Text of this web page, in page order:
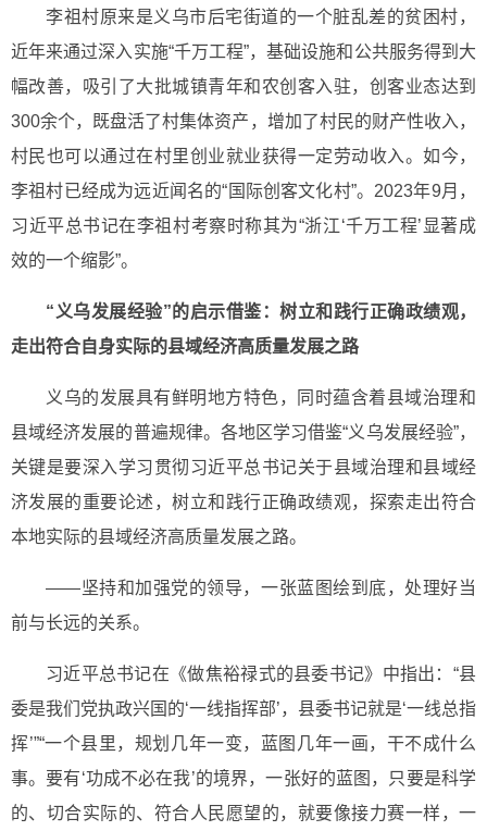
李祖村原来是义乌市后宅街道的一个脏乱差的贫困村，
近年来通过深入实施“千万工程”，基础设施和公共服务得到大
幅改善，吸引了大批城镇青年和农创客入驻，创客业态达到
300余个，既盘活了村集体资产，增加了村民的财产性收入，
村民也可以通过在村里创业就业获得一定劳动收入。如今，
李祖村已经成为远近闻名的“国际创客文化村”。2023年9月，
习近平总书记在李祖村考察时称其为“浙江‘千万工程’显著成
效的一个缩影”。
“义乌发展经验”的启示借鉴：树立和践行正确政绩观，
走出符合自身实际的县域经济高质量发展之路
义乌的发展具有鲜明地方特色，同时蕴含着县域治理和
县域经济发展的普遍规律。各地区学习借鉴“义乌发展经验”，
关键是要深入学习贯彻习近平总书记关于县域治理和县域经
济发展的重要论述，树立和践行正确政绩观，探索走出符合
本地实际的县域经济高质量发展之路。
——坚持和加强党的领导，一张蓝图绘到底，处理好当
前与长远的关系。
习近平总书记在《做焦裕禄式的县委书记》中指出：“县
委是我们党执政兴国的‘一线指挥部’，县委书记就是‘一线总指
挥’”“一个县里，规划几年一变，蓝图几年一画，干不成什么
事。要有‘功成不必在我’的境界，一张好的蓝图，只要是科学
的、切合实际的、符合人民愿望的，就要像接力赛一样，一